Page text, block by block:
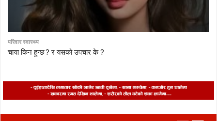
परिवार स्वास्थ्य
चाया किन हुन्छ ? र यसको उपचार के ?